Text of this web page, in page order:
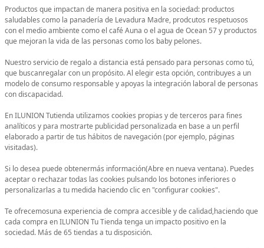
Productos que impactan de manera positiva en la sociedad: productos
saludables como la panadería de Levadura Madre, prodcutos respetuosos
con el medio ambiente como el café Auna o el agua de Ocean 57 y productos
que mejoran la vida de las personas como los baby pelones.
Nuestro servicio de regalo a distancia está pensado para personas como tú,
que buscanregalar con un propósito. Al elegir esta opción, contribuyes a un
modelo de consumo responsable y apoyas la integración laboral de personas
con discapacidad.
En ILUNION Tutienda utilizamos cookies propias y de terceros para fines
analíticos y para mostrarte publicidad personalizada en base a un perfil
elaborado a partir de tus hábitos de navegación (por ejemplo, páginas
visitadas).
Si lo desea puede obtenermás información(Abre en nueva ventana). Puedes
aceptar o rechazar todas las cookies pulsando los botones inferiores o
personalizarlas a tu medida haciendo clic en "configurar cookies".
Te ofrecemosuna experiencia de compra accesible y de calidad,haciendo que
cada compra en ILUNION Tu Tienda tenga un impacto positivo en la
sociedad. Más de 65 tiendas a tu disposición.